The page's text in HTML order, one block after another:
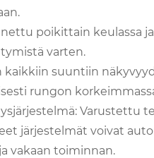
poikittain keulassa
varten.
suuntiin
rungon
Varustettu
järjestelmät voivat
vakaan toiminnan.